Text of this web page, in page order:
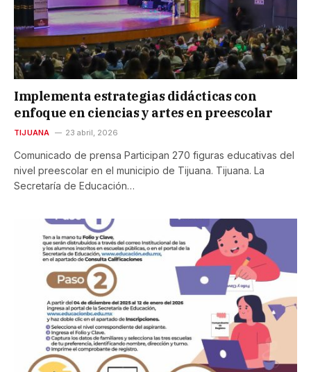
Implementa estrategias didácticas con
enfoque en ciencias y artes en preescolar
TIJUANA 23 abril, 2026
Comunicado de prensa Participan 270 figuras educativas del
nivel preescolar en el municipio de Tijuana. Tijuana. La
Secretaría de Educación…